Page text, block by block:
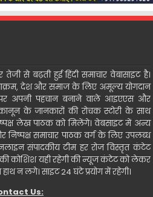
से बढ़ती हुई हिंदी समाचार वेबासाइट है।
देश और समाज के लिए अमूल्य योगदान
अपनी पहचान बनाने वाले आइएएस और
के जानकारों की रोचक स्टोरी के साथ
लेख पाठक को मिलेंगे। वेबसाइट में अन्य
निष्पक्ष समाचार पाठक वर्ग के लिए उपलब्ध
संपादकीय टीम हर रोज विस्तृत कंटेट
की कोशिश यही रहेगी की न्यूज कंटेट को लेकर
न लगे। साइट 24 घंटे प्रयोग में रहेगी।
Us: